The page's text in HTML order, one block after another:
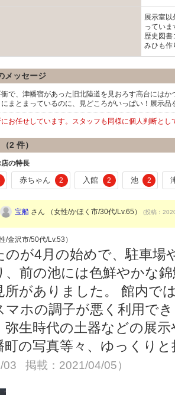
展示室以
っていま
歴史図書
みひも作
メッセージ
で、津幡宿があった旧北陸道を見おろす高台には
まとまっているのに、見どころがいっぱい！展示
お任せしています。スタッフも同様に個人判断とし
2 件）
の特長
赤ちゃん 2 入館 2 池 2
宝船 さん （女性/かほく市/30代/Lv.65） (投稿：
/金沢市/50代/Lv.53）
のが4月の始めで、駐車場
、前の池には色鮮やかな
所がありました。 館内で
マホの調子が悪く利用で
弥生時代の土器などの展
町の写真等々、ゆっくり
03 掲載：2021/04/05）